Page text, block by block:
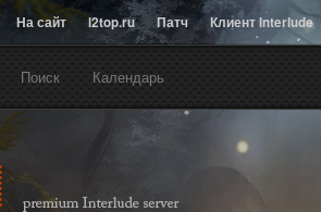
На сайт l2top.ru Патч Клиент Interlude
Поиск Календарь